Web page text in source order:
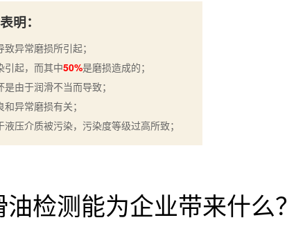
明：
异常磨损所引起；
引起，而其中50%是磨损造成的；
由于润滑不当而导致；
异常磨损有关；
液压介质被污染，污染度等级过高所致；
检测能为企业带来什么？